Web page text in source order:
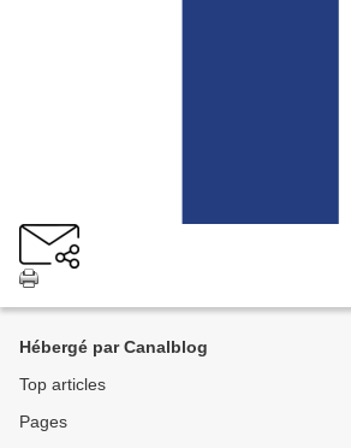
Hébergé par Canalblog
Top articles
Pages